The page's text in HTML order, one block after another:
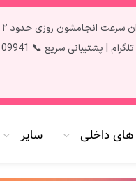
20 درصد شارژ بیشتر دریافت کنید،🌷
داخلی سایر